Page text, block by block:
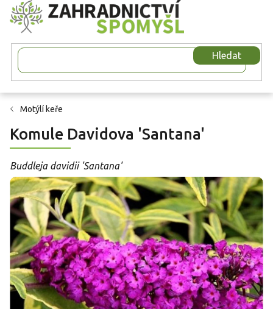
Přejít
na
obsah
Hledat
Motýlí keře
Komule Davidova 'Santana'
Buddleja davidii 'Santana'